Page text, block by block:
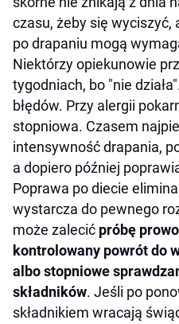
czasu, żeby się
po drapaniu mogą
Niektórzy opiekunowie
tygodniach, bo "nie
błędów. Przy alergii
stopniowa. Czasem
intensywność drapania,
a dopiero później
Poprawa po diecie
wystarcza do pewnego
może zalecić próbę
kontrolowany powrót do
albo stopniowe
składników. Jeśli po
składnikiem wracają